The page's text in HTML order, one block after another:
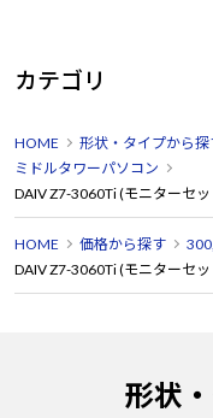
カテゴリ
HOME 形状・タイプから探
ミドルタワーパソコン
DAIV Z7-3060Ti (モニターセ
HOME 価格から探す
DAIV Z7-3060Ti (モニターセ
形状